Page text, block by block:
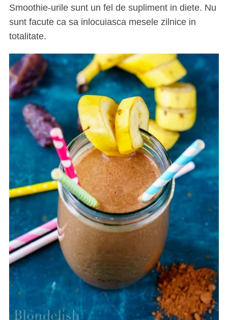
Smoothie-urile sunt un fel de supliment in diete. Nu
sunt facute ca sa inlocuiasca mesele zilnice in
totalitate.